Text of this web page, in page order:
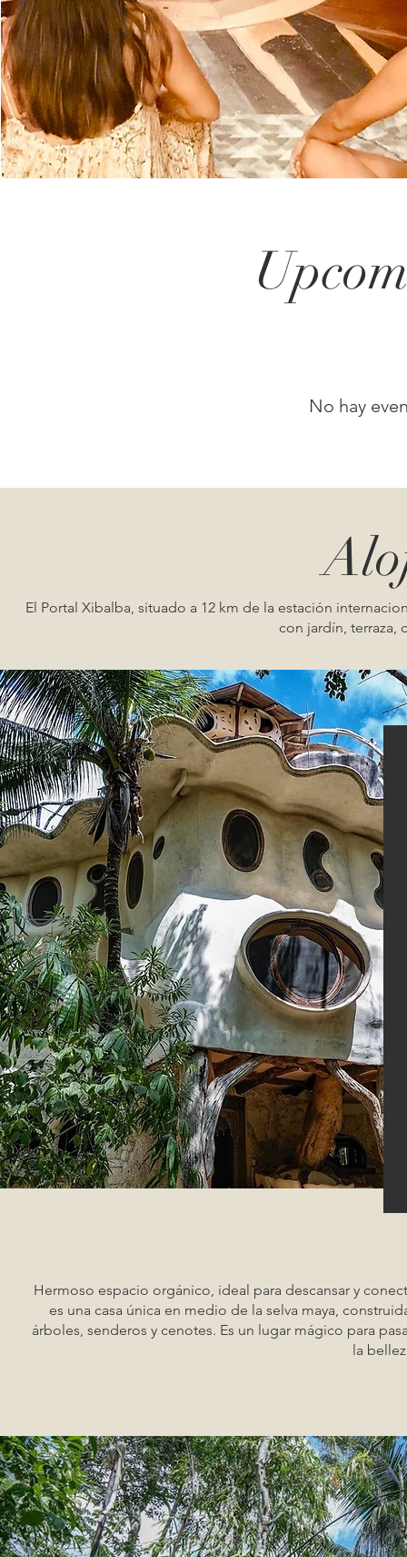
No hay
El Portal Xibalba, situado a 12 km de la estación
con jardín, terraza,
Hermoso espacio orgánico, ideal para descansar y
es una casa única en medio de la selva maya,
árboles, senderos y cenotes. Es un lugar mágico para
la